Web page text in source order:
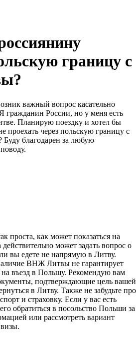
границу с
важный вопрос касательно
гражданин России, но у меня есть
Планирую поездку и хотел бы
проехать через польскую границу с
благодарен за любую
проста, как может показаться на
может задать вопрос о
вы едете не напрямую в Литву.
ВНЖ Литвы не гарантирует
на въезд в Польшу. Рекомендую вам
подтверждающие цель вашей
в Литву. Также не забудьте про
и страховку. Если у вас есть
обратиться в посольство Польши за
или рассмотреть вариант